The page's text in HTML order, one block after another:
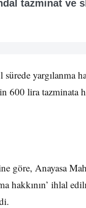
tazminat ve
yargılanma
600 lira tazminata
göre, Anayasa
hakkının’ ihlal